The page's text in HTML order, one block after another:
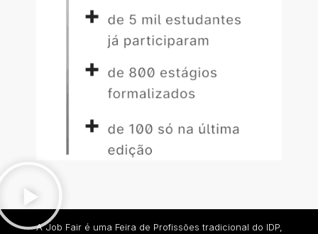
A Job Fair é uma Feira de Profissões tradicional do IDP,